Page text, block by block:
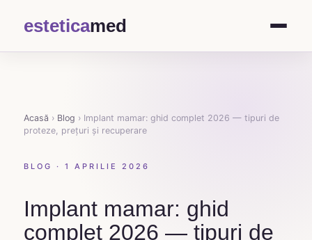
esteticamed
Acasă › Blog › Implant mamar: ghid complet 2026 — tipuri de
proteze, prețuri și recuperare
BLOG · 1 APRILIE 2026
Implant mamar: ghid
complet 2026 — tipuri de